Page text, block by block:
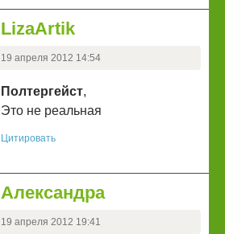
LizaArtik
19 апреля 2012 14:54
Полтергейст,
Это не реальная
Цитировать
Александра
19 апреля 2012 19:41